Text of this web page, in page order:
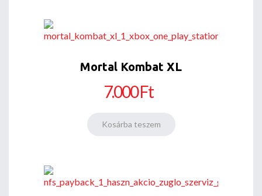
Mortal Kombat XL
7.000 Ft